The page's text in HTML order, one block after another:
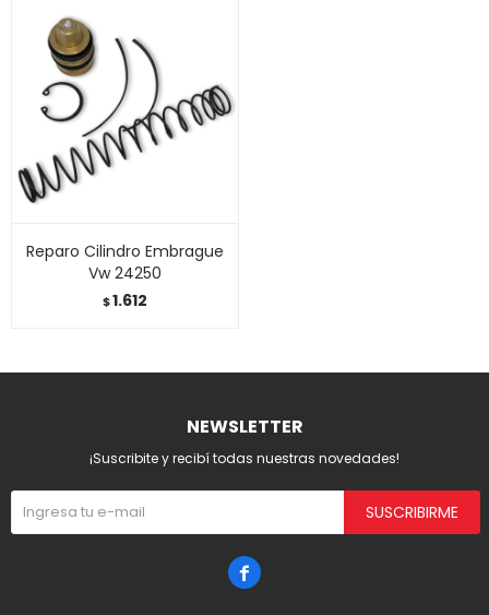
Reparo Cilindro Embrague
Vw 24250
$1.612
NEWSLETTER
¡Suscribite y recibí todas nuestras novedades!
SUSCRIBIRME
